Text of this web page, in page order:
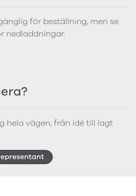
för beställning, men se
nedladdningar.
hela vägen, från idé till lagt